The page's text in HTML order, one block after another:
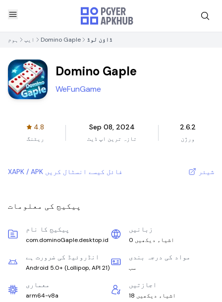
ہوم ایپ Domino Gaple ڈاؤن لوڈ
Domino Gaple
WeFunGame
4.8
ریٹنگ
Sep 08, 2024
تازہ ترین اپ ڈیٹ
2.6.2
ورژن
XAPK / APK فائل کیسے انسٹال کریں شیئر
پیکیج کی معلومات
پیکیج کا نام
com.dominoGaple.desktop.id
زبانیں
0 اشیاء دیکھیں
انڈروئیڈ کی ضرورت ہے
Android 5.0+ (Lollipop, API 21)
مواد کی درجہ بندی
سب
معماری
arm64-v8a
اجازتیں
18 اشیاء دیکھیں